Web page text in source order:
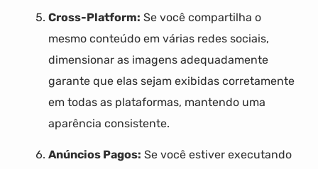
Cross-Platform: Se você compartilha o
mesmo conteúdo em várias redes sociais,
dimensionar as imagens adequadamente
garante que elas sejam exibidas corretamente
em todas as plataformas, mantendo uma
aparência consistente.
Anúncios Pagos: Se você estiver executando